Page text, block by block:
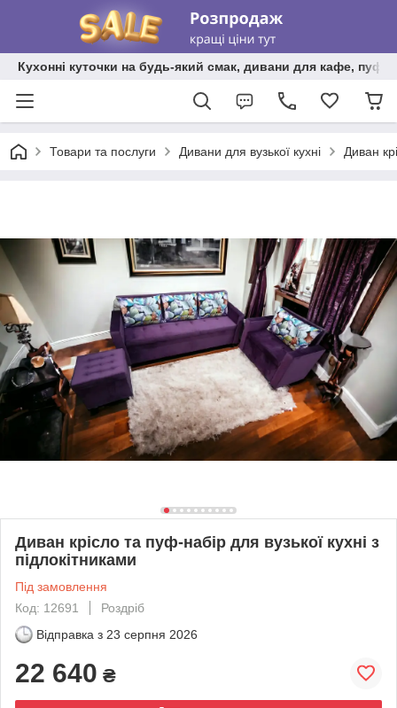
Кухонні куточки на будь-який смак, дивани для кафе,
Товари та послуги Дивани для вузької кухні Диван
Диван крісло та пуф-набір для вузької кухні з
підлокітниками
Під замовлення
Код: 12691
Роздріб
Відправка з 23 серпня 2026
22 640 ₴